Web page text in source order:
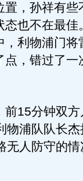
，孙祥有些
也不在最佳
利物浦门将
，错过了一
15分钟双方
物浦队队长
无人防守的